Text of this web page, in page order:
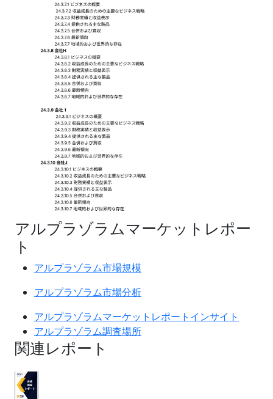
アルプラゾラムマーケットレポー
ト
アルプラゾラム市場規模
アルプラゾラム市場分析
アルプラゾラムマーケットレポートインサイト
アルプラゾラム調査場所
関連レポート